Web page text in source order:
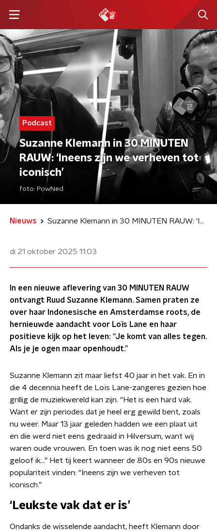
Podcast
Suzanne Klemann in 30 MINUTEN
RAUW: ‘Ineens zijn we verheven tot
iconisch’
foto: PowNed
Nieuws Suzanne Klemann in 30 MINUTEN RAUW: ‘Ineens zijn we verheven tot iconisch’
di 21 oktober 2025 11:03
In een nieuwe aflevering van 30 MINUTEN RAUW
ontvangt Ruud Suzanne Klemann. Samen praten ze
over haar Indonesische en Amsterdamse roots, de
hernieuwde aandacht voor Loïs Lane en haar
positieve kijk op het leven: “Je komt van alles tegen.
Als je je ogen maar openhoudt.”
Suzanne Klemann zit maar liefst 40 jaar in het vak. En in
die 4 decennia heeft de Loïs Lane-zangeres gezien hoe
grillig de muziekwereld kan zijn. “Het is een hard vak.
Want er zijn periodes dat je heel erg gewild bent, zoals
nu weer. Maar 13 jaar geleden hadden we een plaat uit
en die werd niet eens gedraaid in Hilversum, want wij
waren oude vrouwen. En toen was ik nog niet eens 50
geloof ik…” Het tij keert wanneer de 80s en 90s nieuwe
populariteit vinden: “Ineens zijn we verheven tot
iconisch.”
‘Leukste vak dat er is’
Ondanks de wisselende aandacht, heeft Klemann door